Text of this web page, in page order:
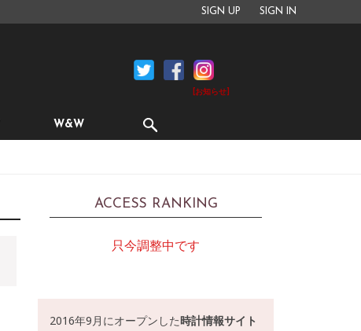
SIGN UP SIGN IN
[お知らせ]
W&W
ACCESS RANKING
只今調整中です
2016年9月にオープンした時計情報サイト